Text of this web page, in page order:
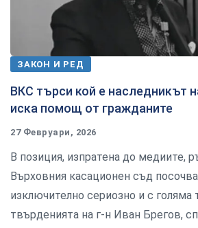
ЗАКОН И РЕД
ВКС търси кой е наследникът
иска помощ от гражданите
27 Февруари, 2026
В позиция, изпратена до медиите,
Върховния касационен съд
изключително сериозно и с голяма
твърденията на г-н Иван Брегов,